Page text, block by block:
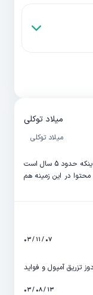
میلاد توکلی
میلاد توکلی
از سال 95 کار تولید محتوا را شروع کردم و علاوه بر اینکه حدود 5 سال است
در این زمینه هم
۰۷ / ۱۱ / ۰۳
تزریق آمپول و فواید
۱۳ / ۰۸ / ۰۳